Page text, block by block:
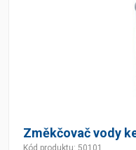
Změkčovač vody
Kód produktu: 50101